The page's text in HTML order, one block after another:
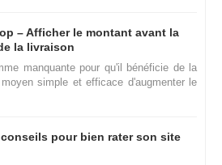
– Afficher le montant avant la
la livraison
manquante pour qu'il bénéficie de la
simple et efficace d'augmenter le
pour bien rater son site